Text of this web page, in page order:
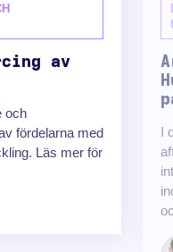
av
och
fördelarna med
Läs mer för
I